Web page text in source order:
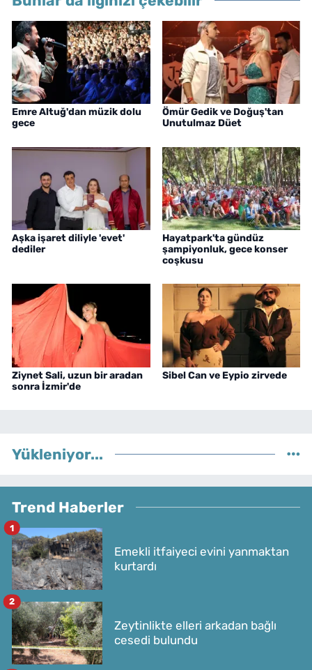
Emre Altuğ'dan müzik dolu
gece
Ömür Gedik ve Doğuş'tan
Unutulmaz Düet
Aşka işaret diliyle 'evet'
dediler
Hayatpark'ta gündüz
şampiyonluk, gece konser
coşkusu
Ziynet Sali, uzun bir aradan
sonra İzmir'de
Sibel Can ve Eypio zirvede
Yükleniyor...
Trend Haberler
Emekli itfaiyeci evini yanmaktan
kurtardı
1
Zeytinlikte elleri arkadan bağlı
cesedi bulundu
2